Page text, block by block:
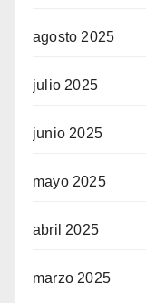
agosto 2025
julio 2025
junio 2025
mayo 2025
abril 2025
marzo 2025